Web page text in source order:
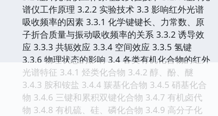
谱仪工作原理 3.2.2 实验技术 3.3 影响红外光谱
吸收频率的因素 3.3.1 化学键键长、力常数、原
子折合质量与振动吸收频率的关系 3.3.2 诱导效
应 3.3.3 共轭效应 3.3.4 空间效应 3.3.5 氢键
3.3.6 物理状态的影响 3.4 各类有机化合物的红外
光谱特征 3.4.1 烃类化合物 3.4.2 醇、酚、醚
3.4.3 胺和铵盐 3.4.4 羰基化合物 3.4.5 硝基化合
物 3.4.6 三键和累积双键化合物 3.4.7 有机卤代
物 3.4.8 有机硫、硅、磷化合物 3.4.9 高分子化